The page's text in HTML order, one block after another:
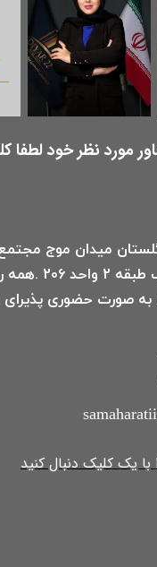
میدان موج مجتمع
8 شب به صورت حضوری
با یک کلیک دنبال کنید
مورد نظر خود لطفا